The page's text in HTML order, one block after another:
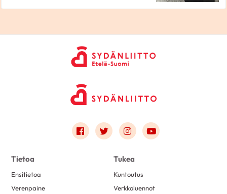
Link to facebook
Link to twitter
Link to instagram
Link to youtube
Tietoa
Ensitietoa
Verenpaine
Tukea
Kuntoutus
Verkkoluennot